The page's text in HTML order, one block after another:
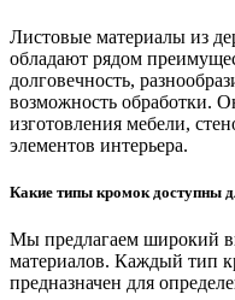
Листовые материалы из
обладают рядом
долговечность,
возможность обработки.
изготовления мебели,
элементов интерьера.
Какие типы кромок доступны
Мы предлагаем широкий
материалов. Каждый тип
предназначен для